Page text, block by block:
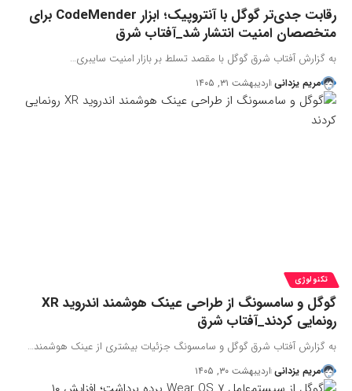
رقابت جدی‌تر گوگل با آنتروپیک؛ ابزار CodeMender برای
متخصصان امنیت انتشار شد_آفتاب شرق
به گزارش آفتاب شرق گوگل با مقصد تسلط بر بازار امنیت سایبری…
مریم یزدانی اردیبهشت ۳۱, ۱۴۰۵
تکنولوژی
گوگل و سامسونگ از طراحی عینک هوشمند اندروید XR
رونمایی کردند_آفتاب شرق
به گزارش آفتاب شرق گوگل و سامسونگ جزئیات بیشتری از عینک هوشمند…
مریم یزدانی اردیبهشت ۳۰, ۱۴۰۵